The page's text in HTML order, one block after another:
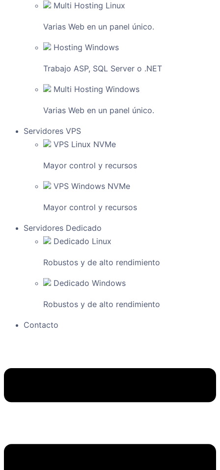
Multi Hosting Linux
Varias Web en un panel único.
Hosting Windows
Trabajo ASP, SQL Server o .NET
Multi Hosting Windows
Varias Web en un panel único.
Servidores VPS
VPS Linux NVMe
Mayor control y recursos
VPS Windows NVMe
Mayor control y recursos
Servidores Dedicado
Dedicado Linux
Robustos y de alto rendimiento
Dedicado Windows
Robustos y de alto rendimiento
Contacto